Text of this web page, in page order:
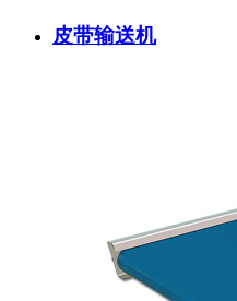
皮带输送机